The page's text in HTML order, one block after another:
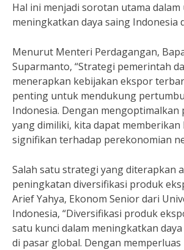
Hal ini menjadi sorotan utama dalam
meningkatkan daya saing Indonesia
Menurut Menteri Perdagangan,
Suparmanto, “Strategi pemerintah
menerapkan kebijakan ekspor
penting untuk mendukung
Indonesia. Dengan
yang dimiliki, kita dapat
signifikan terhadap perekonomian
Salah satu strategi yang diterapkan
peningkatan diversifikasi produk
Arief Yahya, Ekonom Senior dari
Indonesia, “Diversifikasi produk
satu kunci dalam meningkatkan
di pasar global. Dengan